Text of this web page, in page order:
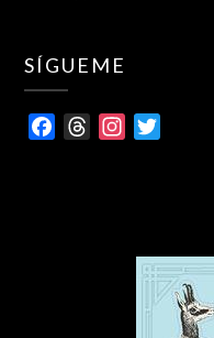
SÍGUEME
FacebookThreadsInstagram